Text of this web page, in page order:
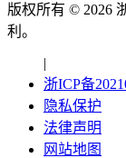
版权所有 © 2026
利。
|
浙ICP备
隐私保护
法律声明
网站地图